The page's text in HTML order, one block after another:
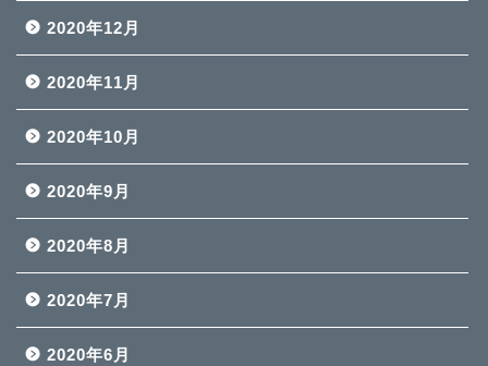
2020年12月
2020年11月
2020年10月
2020年9月
2020年8月
2020年7月
2020年6月